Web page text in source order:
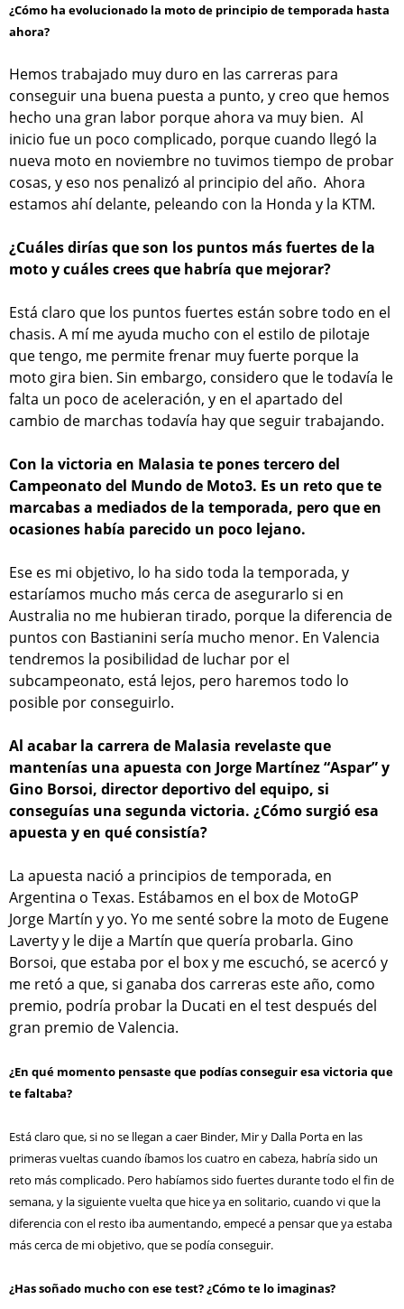
¿Cómo ha evolucionado la moto de principio de temporada hasta
ahora?
Hemos trabajado muy duro en las carreras para
conseguir una buena puesta a punto, y creo que hemos
hecho una gran labor porque ahora va muy bien. Al
inicio fue un poco complicado, porque cuando llegó la
nueva moto en noviembre no tuvimos tiempo de probar
cosas, y eso nos penalizó al principio del año. Ahora
estamos ahí delante, peleando con la Honda y la KTM.
¿Cuáles dirías que son los puntos más fuertes de la
moto y cuáles crees que habría que mejorar?
Está claro que los puntos fuertes están sobre todo en el
chasis. A mí me ayuda mucho con el estilo de pilotaje
que tengo, me permite frenar muy fuerte porque la
moto gira bien. Sin embargo, considero que le todavía le
falta un poco de aceleración, y en el apartado del
cambio de marchas todavía hay que seguir trabajando.
Con la victoria en Malasia te pones tercero del
Campeonato del Mundo de Moto3. Es un reto que te
marcabas a mediados de la temporada, pero que en
ocasiones había parecido un poco lejano.
Ese es mi objetivo, lo ha sido toda la temporada, y
estaríamos mucho más cerca de asegurarlo si en
Australia no me hubieran tirado, porque la diferencia de
puntos con Bastianini sería mucho menor. En Valencia
tendremos la posibilidad de luchar por el
subcampeonato, está lejos, pero haremos todo lo
posible por conseguirlo.
Al acabar la carrera de Malasia revelaste que
mantenías una apuesta con Jorge Martínez “Aspar” y
Gino Borsoi, director deportivo del equipo, si
conseguías una segunda victoria. ¿Cómo surgió esa
apuesta y en qué consistía?
La apuesta nació a principios de temporada, en
Argentina o Texas. Estábamos en el box de MotoGP
Jorge Martín y yo. Yo me senté sobre la moto de Eugene
Laverty y le dije a Martín que quería probarla. Gino
Borsoi, que estaba por el box y me escuchó, se acercó y
me retó a que, si ganaba dos carreras este año, como
premio, podría probar la Ducati en el test después del
gran premio de Valencia.
¿En qué momento pensaste que podías conseguir esa victoria que
te faltaba?
Está claro que, si no se llegan a caer Binder, Mir y Dalla Porta en las
primeras vueltas cuando íbamos los cuatro en cabeza, habría sido un
reto más complicado. Pero habíamos sido fuertes durante todo el fin de
semana, y la siguiente vuelta que hice ya en solitario, cuando vi que la
diferencia con el resto iba aumentando, empecé a pensar que ya estaba
más cerca de mi objetivo, que se podía conseguir.
¿Has soñado mucho con ese test? ¿Cómo te lo imaginas?